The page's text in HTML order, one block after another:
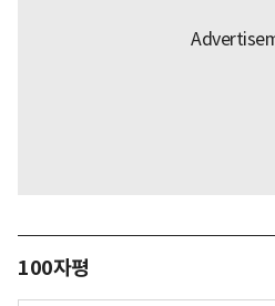
100자평